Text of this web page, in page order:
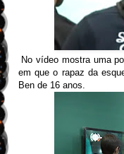
No vídeo mostra uma
em que o rapaz da
Ben de 16 anos.